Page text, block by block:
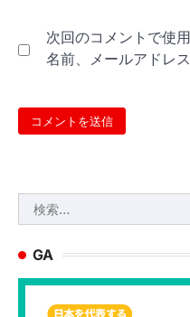
次回のコメントで使
名前、メールアドレ
索:
GA